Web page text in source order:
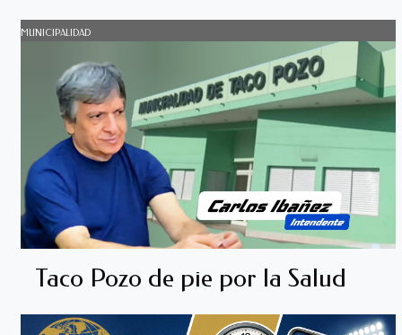
MUNICIPALIDAD
Taco Pozo de pie por la Salud